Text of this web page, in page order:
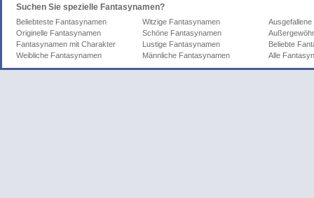
Suchen Sie spezielle Fantasynamen?
Beliebteste Fantasynamen Witzige Fantasynamen
Originelle Fantasynamen
Schöne Fantasynamen
Fantasynamen mit Charakter
Lustige Fantasynamen
Beliebte
Weibliche Fantasynamen
Männliche Fantasynamen Alle